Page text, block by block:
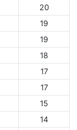
20
19
19
18
17
17
15
14